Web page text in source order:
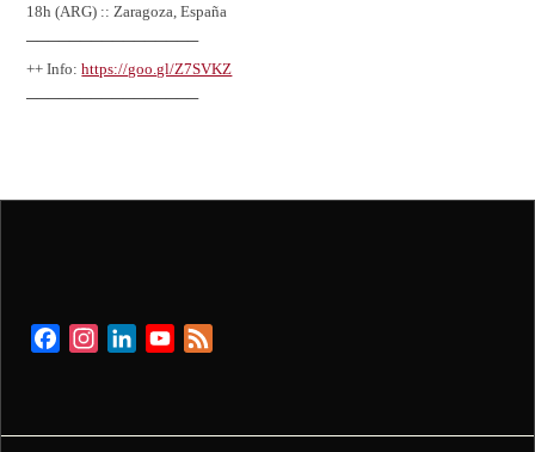
18h (ARG) :: Zaragoza, España
────────────────
++ Info:https://goo.gl/Z7SVKZ
────────────────
FacebookInstagramLinkedInYouTube